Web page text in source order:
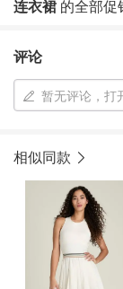
连衣裙 的全部促
评论
暂无评论，打
相似同款